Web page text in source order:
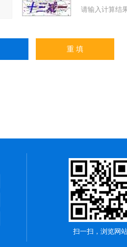
请输入计算结
扫一扫，浏览网